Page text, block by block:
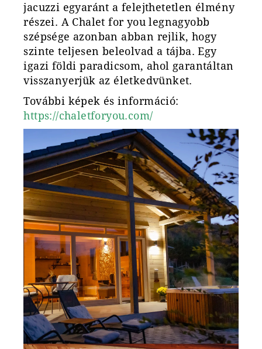
jacuzzi egyaránt a felejthetetlen élmény
részei. A Chalet for you legnagyobb
szépsége azonban abban rejlik, hogy
szinte teljesen beleolvad a tájba. Egy
igazi földi paradicsom, ahol garantáltan
visszanyerjük az életkedvünket.
További képek és információ:
https://chaletforyou.com/